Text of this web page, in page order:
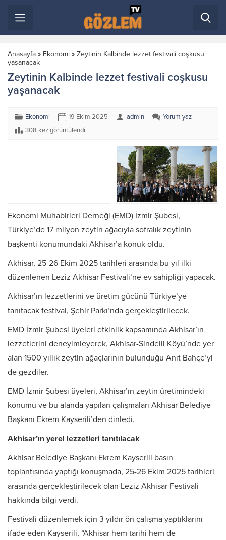
Anasayfa » Ekonomi » Zeytinin Kalbinde lezzet festivali coşkusu
yaşanacak
Zeytinin Kalbinde lezzet festivali coşkusu
yaşanacak
Ekonomi 19 Ekim 2025 admin
Yorum yaz
308 kez görüntülendi
Ekonomi Muhabirleri Derneği (EMD) İzmir Şubesi,
Türkiye’de 17 milyon zeytin ağacıyla sofralık zeytinin
başkenti konumundaki Akhisar’a konuk oldu.
Akhisar, 25-26 Ekim 2025 tarihleri arasında bu yıl ilki
düzenlenen Leziz Akhisar Festivali’ne ev sahipliği yapacak.
Akhisar’ın lezzetlerini ve üretim gücünü Türkiye’ye
tanıtacak festival, Şehir Parkı’nda gerçekleştirilecek.
EMD İzmir Şubesi üyeleri etkinlik kapsamında Akhisar’ın
lezzetlerini deneyimleyerek, Akhisar-Sindelli Köyü’nde yer
alan 1500 yıllık zeytin ağaçlarının bulunduğu Anıt Bahçe’yi
de gezdiler.
EMD İzmir Şubesi üyeleri, Akhisar’ın zeytin üretimindeki
konumu ve bu alanda yapılan çalışmaları Akhisar Belediye
Başkanı Ekrem Kayserili’den dinledi.
Akhisar’ın yerel lezzetleri tanıtılacak
Akhisar Belediye Başkanı Ekrem Kayserili basın
toplantısında yaptığı konuşmada, 25-26 Ekim 2025 tarihleri
arasında gerçekleştirilecek olan Leziz Akhisar Festivali
hakkında bilgi verdi.
Festivali düzenlemek için 3 yıldır ön çalışma yaptıklarını
ifade eden Kayserili, “Akhisar hem tarihi hem de